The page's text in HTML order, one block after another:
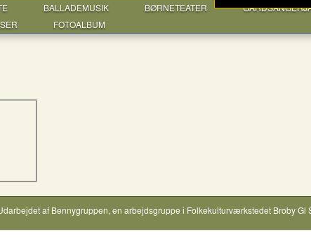
BALLADEMUSIK BØRNETEATER
FOTOALBUM
af Bennygruppen, en arbejdsgruppe i Folkekulturværkstedet Broby Gl